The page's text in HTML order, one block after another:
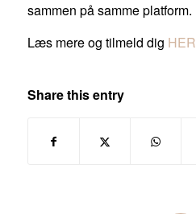
sammen på samme platform.
Læs mere og tilmeld dig HER
Share this entry